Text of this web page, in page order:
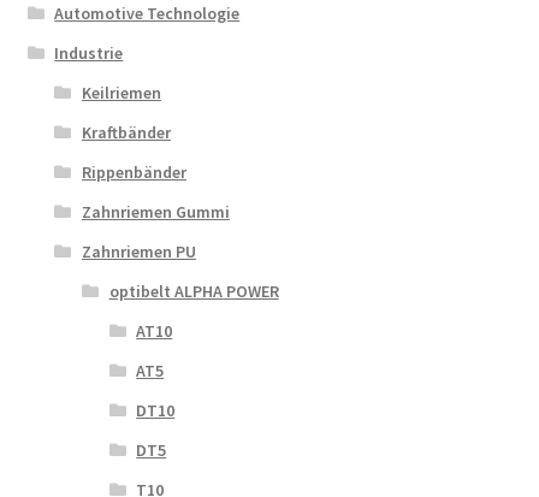
Automotive Technologie
Industrie
Keilriemen
Kraftbänder
Rippenbänder
Zahnriemen Gummi
Zahnriemen PU
optibelt ALPHA POWER
AT10
AT5
DT10
DT5
T10